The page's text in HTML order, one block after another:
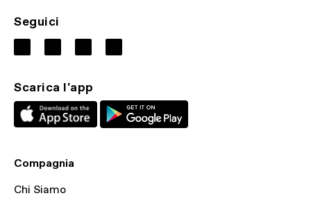
Seguici
Scarica l'app
Compagnia
Chi Siamo